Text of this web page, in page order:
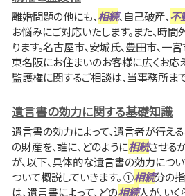
離婚問題の他にも、相続、自己破産、不
お悩みにご対応いたします。また、時
ります。名古屋市、安城氏、豊田市、一
東名阪にお住まいのお客様に広くお応
監護権に関するご相談は、当事務所ま
遺言書の効力に関する基礎知識
遺言書の効力によって、遺言者が行え
の財産を、誰に、どのように相続させる
が、以下、具体的な遺言書の効力につ
ついて概説していきます。 ①相続分の指
は、遺言書によって、どの相続人が、いく